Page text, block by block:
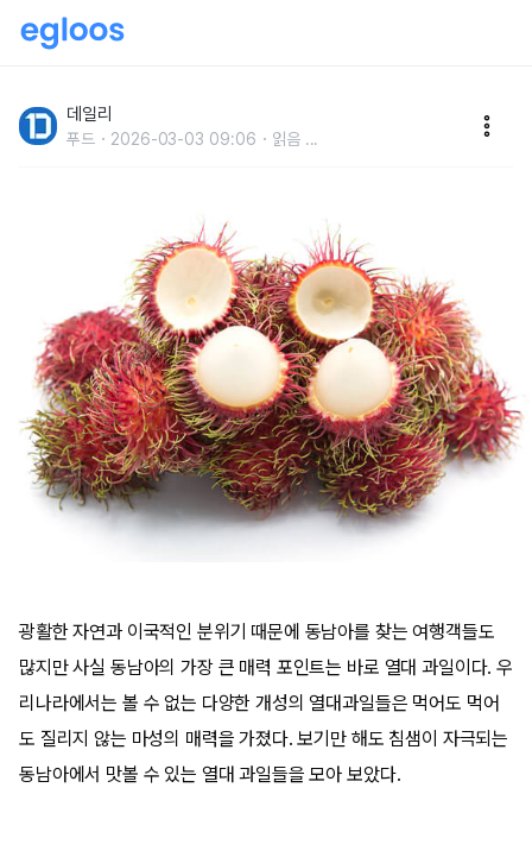
데일리
푸드 2026-03-03 09:06 읽음 ...
광활한 자연과 이국적인 분위기 때문에 동남아를 찾는 여행객들도
많지만 사실 동남아의 가장 큰 매력 포인트는 바로 열대 과일이다. 우
리나라에서는 볼 수 없는 다양한 개성의 열대과일들은 먹어도 먹어
도 질리지 않는 마성의 매력을 가졌다. 보기만 해도 침샘이 자극되는
동남아에서 맛볼 수 있는 열대 과일들을 모아 보았다.